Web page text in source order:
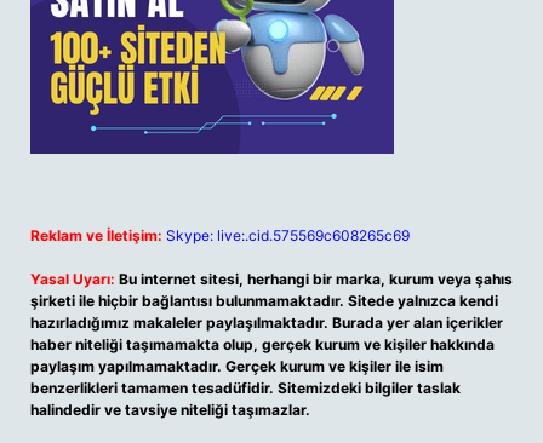
Reklam ve İletişim: Skype: live:.cid.575569c608265c69
Yasal Uyarı: Bu internet sitesi, herhangi bir marka, kurum veya şahıs
şirketi ile hiçbir bağlantısı bulunmamaktadır. Sitede yalnızca kendi
hazırladığımız makaleler paylaşılmaktadır. Burada yer alan içerikler
haber niteliği taşımamakta olup, gerçek kurum ve kişiler hakkında
paylaşım yapılmamaktadır. Gerçek kurum ve kişiler ile isim
benzerlikleri tamamen tesadüfidir. Sitemizdeki bilgiler taslak
halindedir ve tavsiye niteliği taşımazlar.